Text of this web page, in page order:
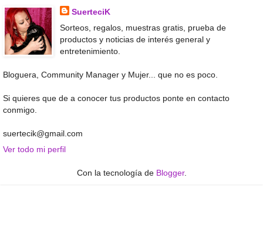
SuerteciK
Sorteos, regalos, muestras gratis, prueba de
productos y noticias de interés general y
entretenimiento.
Bloguera, Community Manager y Mujer... que no es poco.
Si quieres que de a conocer tus productos ponte en contacto
conmigo.
suertecik@gmail.com
Ver todo mi perfil
Con la tecnología de Blogger.